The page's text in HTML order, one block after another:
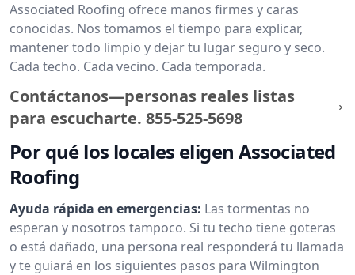
Associated Roofing ofrece manos firmes y caras
conocidas. Nos tomamos el tiempo para explicar,
mantener todo limpio y dejar tu lugar seguro y seco.
Cada techo. Cada vecino. Cada temporada.
Contáctanos—personas reales listas
para escucharte. 855-525-5698
Por qué los locales eligen Associated
Roofing
Ayuda rápida en emergencias: Las tormentas no
esperan y nosotros tampoco. Si tu techo tiene goteras
o está dañado, una persona real responderá tu llamada
y te guiará en los siguientes pasos para Wilmington